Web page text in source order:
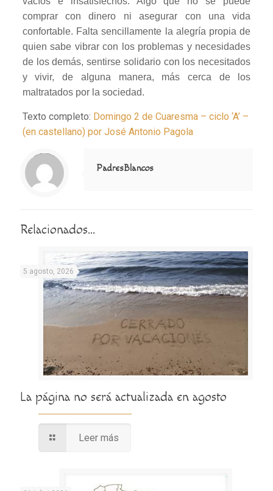
comprar con dinero ni asegurar con una vida
confortable. Falta sencillamente la alegría propia de
quien sabe vibrar con los problemas y necesidades
de los demás, sentirse solidario con los necesitados
y vivir, de alguna manera, más cerca de los
maltratados por la sociedad.
Texto completo: Domingo 2 de Cuaresma – ciclo ‘A’ –
(en castellano) por José Antonio Pagola
Notice
: Trying to access array offset on value of type null in
/home/misioner/public_html/padresblancos/themes/betheme/includes/content-single.php
on line
286
PadresBlancos
Relacionados...
5 agosto, 2026
La página no será actualizada en agosto
Leer más